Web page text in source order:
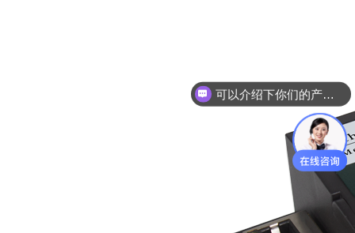
可以介绍下你们的产品么？